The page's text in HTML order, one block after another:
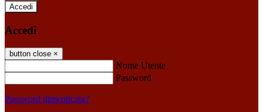
Accedi
Accedi
button close ×
Nome Utente
Password
Password dimenticata?